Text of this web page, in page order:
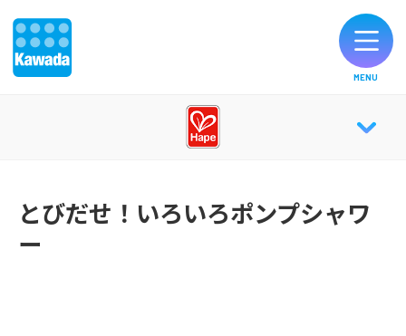
オリジナルブランド一覧
MENU
とびだせ！いろいろポンプシャワ
ー